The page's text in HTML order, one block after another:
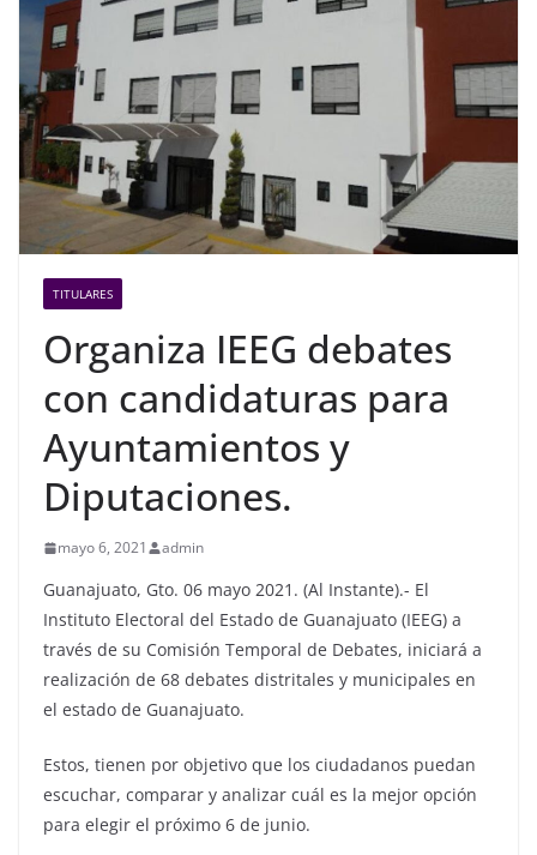
TITULARES
Organiza IEEG debates
con candidaturas para
Ayuntamientos y
Diputaciones.
mayo 6, 2021 admin
Guanajuato, Gto. 06 mayo 2021. (Al Instante).- El
Instituto Electoral del Estado de Guanajuato (IEEG) a
través de su Comisión Temporal de Debates, iniciará a
realización de 68 debates distritales y municipales en
el estado de Guanajuato.
Estos, tienen por objetivo que los ciudadanos puedan
escuchar, comparar y analizar cuál es la mejor opción
para elegir el próximo 6 de junio.